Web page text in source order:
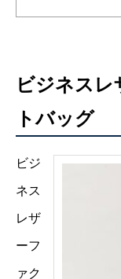
ビジネスレ
トバッグ
ビジ
ネス
レザ
ーフ
ァク